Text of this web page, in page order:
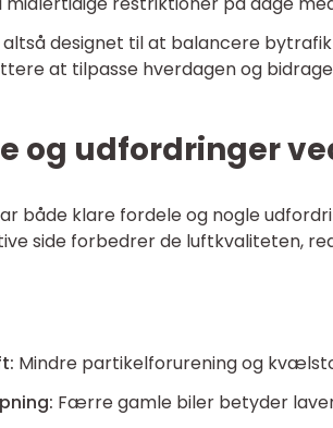
altså designet til at balancere
at tilpasse hverdagen og
og udfordringer
både klare fordele og nogle
side forbedrer de luftkvaliteten,
Mindre partikelforurening og
Færre gamle biler betyder